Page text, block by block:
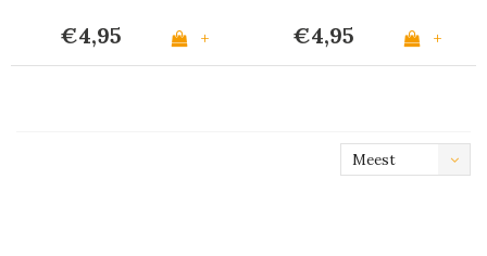
€4,95 + €4,95 +
Meest